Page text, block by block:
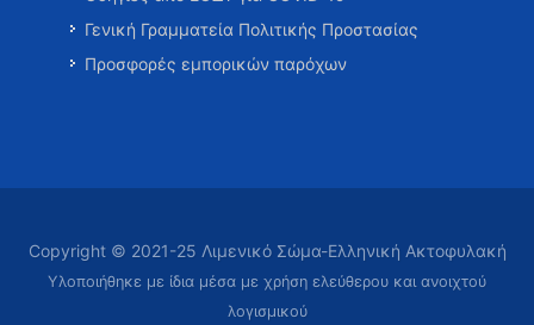
Γενική Γραμματεία Πολιτικής Προστασίας
Προσφορές εμπορικών παρόχων
Copyright © 2021-25 Λιμενικό Σώμα-Ελληνική Ακτοφυλακή
Υλοποιήθηκε με ίδια μέσα με χρήση ελεύθερου και ανοιχτού
λογισμικού